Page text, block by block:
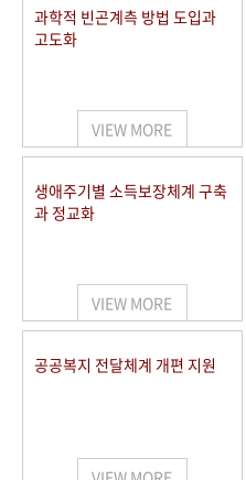
과학적 빈곤계측 방법 도입과
고도화
VIEW MORE
생애주기별 소득보장체계 구축
과 정교화
VIEW MORE
공공복지 전달체계 개편 지원